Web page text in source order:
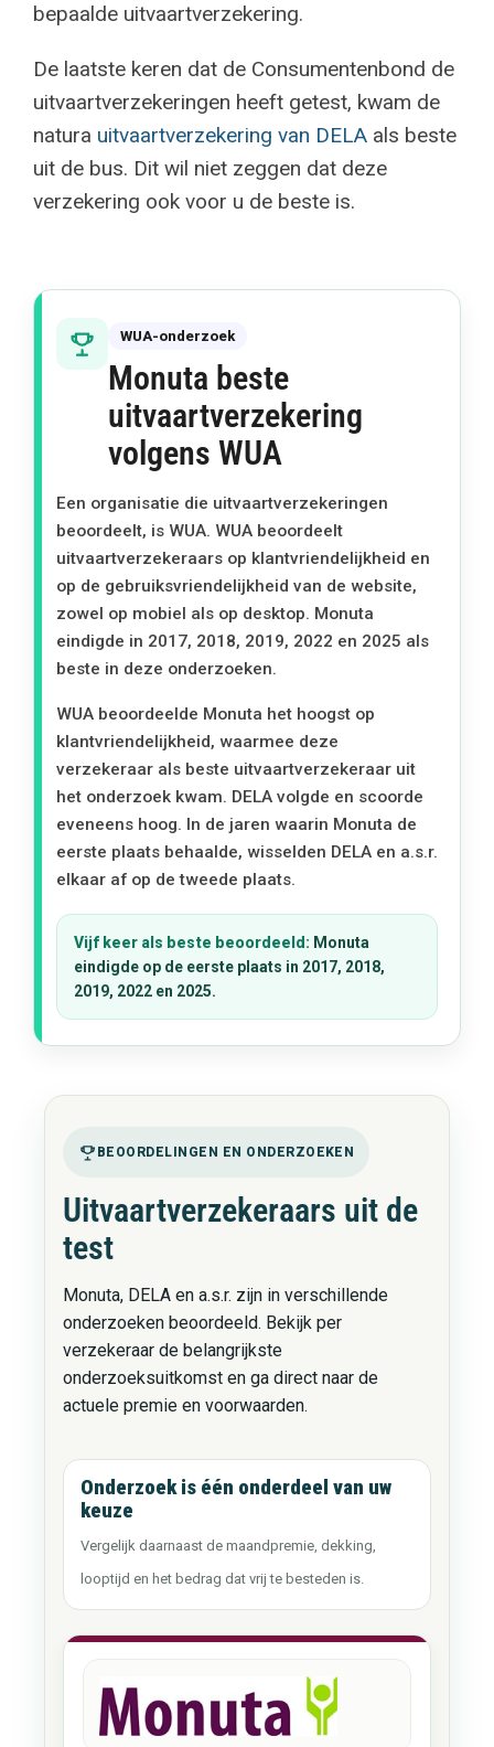
bepaalde uitvaartverzekering.
De laatste keren dat de Consumentenbond de
uitvaartverzekeringen heeft getest, kwam de
natura uitvaartverzekering van DELAals beste
uit de bus. Dit wil niet zeggen dat deze
verzekering ook voor u de beste is.
WUA-onderzoek
Monuta beste
uitvaartverzekering
volgens WUA
Een organisatie die uitvaartverzekeringen
beoordeelt, is WUA. WUA beoordeelt
uitvaartverzekeraars op klantvriendelijkheid en
op de gebruiksvriendelijkheid van de website,
zowel op mobiel als op desktop. Monuta
eindigde in 2017, 2018, 2019, 2022 en 2025 als
beste in deze onderzoeken.
WUA beoordeelde Monuta het hoogst op
klantvriendelijkheid, waarmee deze
verzekeraar als beste uitvaartverzekeraar uit
het onderzoek kwam. DELA volgde en scoorde
eveneens hoog. In de jaren waarin Monuta de
eerste plaats behaalde, wisselden DELA en a.s.r.
elkaar af op de tweede plaats.
Vijf keer als beste beoordeeld: Monuta
eindigde op de eerste plaats in 2017, 2018,
2019, 2022 en 2025.
BEOORDELINGEN EN ONDERZOEKEN
Uitvaartverzekeraars uit de
test
Monuta, DELA en a.s.r. zijn in verschillende
onderzoeken beoordeeld. Bekijk per
verzekeraar de belangrijkste
onderzoeksuitkomst en ga direct naar de
actuele premie en voorwaarden.
Onderzoek is één onderdeel van uw
keuze
Vergelijk daarnaast de maandpremie, dekking,
looptijd en het bedrag dat vrij te besteden is.